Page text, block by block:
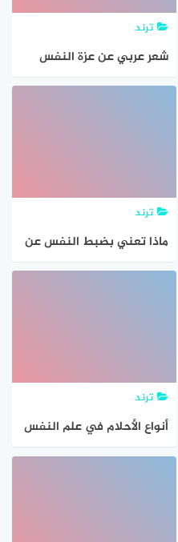
ترند
شعر عربي عن عزة النفس
ترند
ماذا تعني بضبط النفس عن
الشهوات؟
ترند
أنواع الأحلام في علم النفس
بالتفصيل